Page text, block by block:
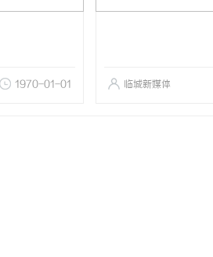
1970-01-01 临城新媒体